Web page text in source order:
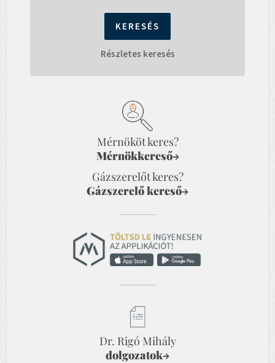
Részletes keresés
Mérnököt keres?
Mérnökkereső→
Gázszerelőt keres?
Gázszerelő kereső→
Dr. Rigó Mihály
dolgozatok→